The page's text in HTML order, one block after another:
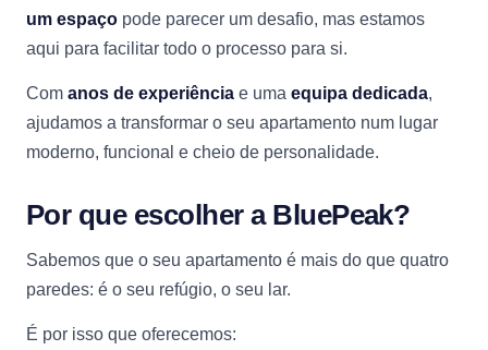
um espaço pode parecer um desafio, mas estamos
aqui para facilitar todo o processo para si.
Com anos de experiência e uma equipa dedicada,
ajudamos a transformar o seu apartamento num lugar
moderno, funcional e cheio de personalidade.
Por que escolher a BluePeak?
Sabemos que o seu apartamento é mais do que quatro
paredes: é o seu refúgio, o seu lar.
É por isso que oferecemos: